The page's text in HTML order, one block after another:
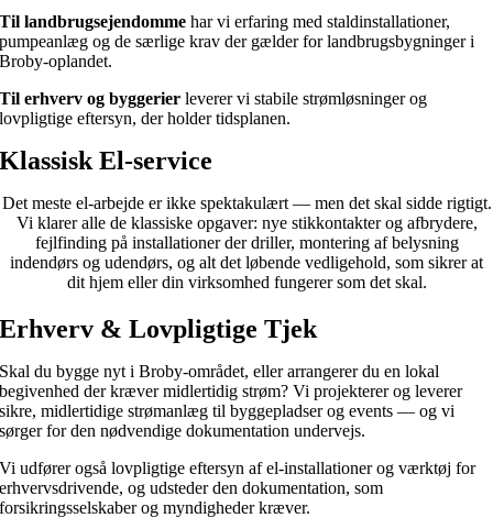
Til landbrugsejendomme har vi erfaring med staldinstallationer,
pumpeanlæg og de særlige krav der gælder for landbrugsbygninger i
Broby-oplandet.
Til erhverv og byggerier leverer vi stabile strømløsninger og
lovpligtige eftersyn, der holder tidsplanen.
Klassisk El-service
Det meste el-arbejde er ikke spektakulært — men det skal sidde rigtigt.
Vi klarer alle de klassiske opgaver: nye stikkontakter og afbrydere,
fejlfinding på installationer der driller, montering af belysning
indendørs og udendørs, og alt det løbende vedligehold, som sikrer at
dit hjem eller din virksomhed fungerer som det skal.
Erhverv & Lovpligtige Tjek
Skal du bygge nyt i Broby-området, eller arrangerer du en lokal
begivenhed der kræver midlertidig strøm? Vi projekterer og leverer
sikre, midlertidige strømanlæg til byggepladser og events — og vi
sørger for den nødvendige dokumentation undervejs.
Vi udfører også lovpligtige eftersyn af el-installationer og værktøj for
erhvervsdrivende, og udsteder den dokumentation, som
forsikringsselskaber og myndigheder kræver.